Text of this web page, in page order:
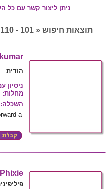
ניתן ליצור קשר עם כל
תוצאות חיפוש « 101 - 110 » מתוך 969
הודית
ניסיון
מחלות:
השכלה:
a
Phixie